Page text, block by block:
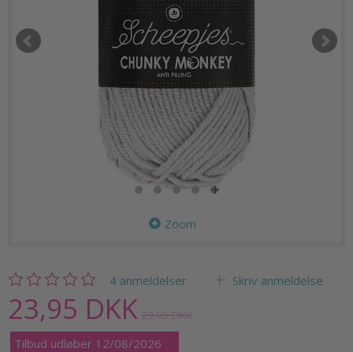
Zoom
4 anmeldelser Skriv anmeldelse
23,95 DKK 29,95 DKK
Tilbud udløber 12/08/2026